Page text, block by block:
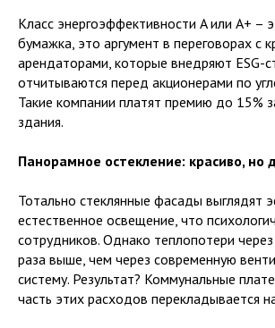
Класс энергоэффективности A или A+ –
бумажка, это аргумент в переговорах с
арендаторами, которые внедряют ESG-
отчитываются перед акционерами по
Такие компании платят премию до 15%
здания.
Панорамное остекление: красиво, но
Тотально стеклянные фасады выглядят
естественное освещение, что
сотрудников. Однако теплопотери
раза выше, чем через современную
систему. Результат? Коммунальные
часть этих расходов перекладывается